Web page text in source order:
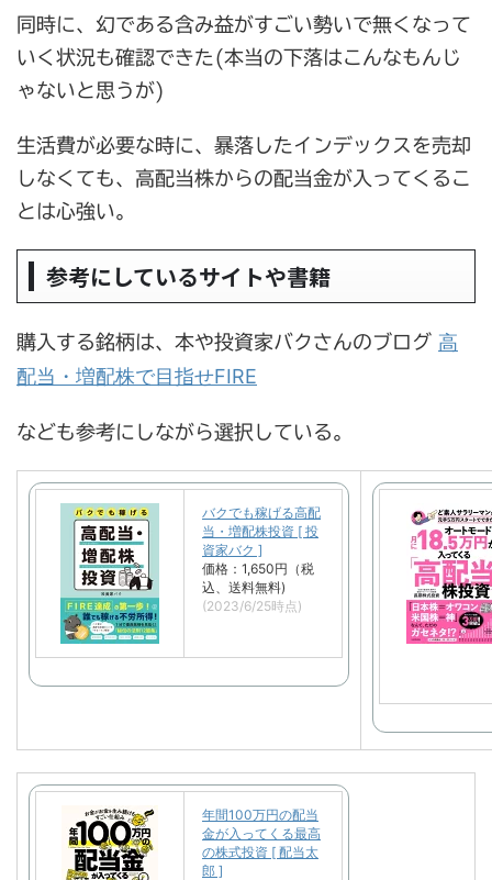
同時に、幻である含み益がすごい勢いで無くなって
いく状況も確認できた(本当の下落はこんなもんじ
ゃないと思うが)
生活費が必要な時に、暴落したインデックスを売却
しなくても、高配当株からの配当金が入ってくるこ
とは心強い。
参考にしているサイトや書籍
購入する銘柄は、本や投資家バクさんのブログ 高
配当・増配株で目指せFIRE
なども参考にしながら選択している。
バクでも稼げる高配
当・増配株投資 [ 投
資家バク ]
価格：1,650円（税
込、送料無料)
(2023/6/25時点)
年間100万円の配当
金が入ってくる最高
の株式投資 [ 配当太
郎 ]